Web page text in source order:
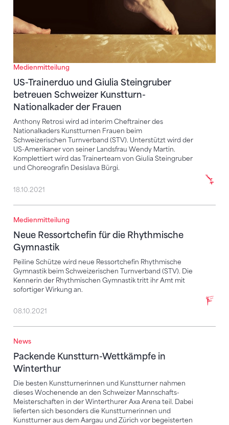
Medienmitteilung
US-Trainerduo und Giulia Steingruber
betreuen Schweizer Kunstturn-
Nationalkader der Frauen
Anthony Retrosi wird ad interim Cheftrainer des
Nationalkaders Kunstturnen Frauen beim
Schweizerischen Turnverband (STV). Unterstützt wird der
US-Amerikaner von seiner Landsfrau Wendy Martin.
Komplettiert wird das Trainerteam von Giulia Steingruber
und Choreografin Desislava Bürgi.
18.10.2021
Medienmitteilung
Neue Ressortchefin für die Rhythmische
Gymnastik
Peiline Schütze wird neue Ressortchefin Rhythmische
Gymnastik beim Schweizerischen Turnverband (STV). Die
Kennerin der Rhythmischen Gymnastik tritt ihr Amt mit
sofortiger Wirkung an.
Neue Ressortchefin für die Rhythmische Gymnastik
08.10.2021
News
Packende Kunstturn-Wettkämpfe in
Winterthur
Die besten Kunstturnerinnen und Kunstturner nahmen
dieses Wochenende an den Schweizer Mannschafts-
Meisterschaften in der Winterthurer Axa Arena teil. Dabei
lieferten sich besonders die Kunstturnerinnen und
Kunstturner aus dem Aargau und Zürich vor begeisterten
Packende Kunstturn-Wettkämpfe in Winterthur